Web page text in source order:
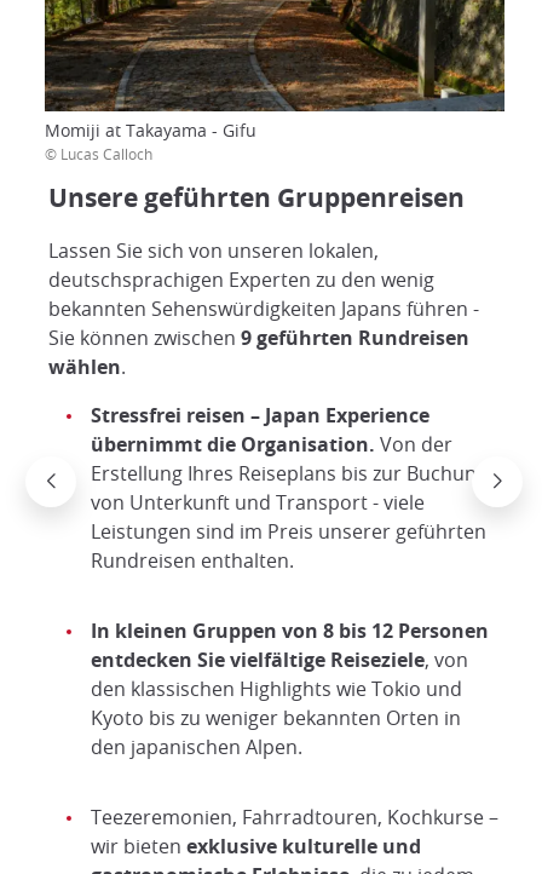
Momiji at Takayama - Gifu
© Lucas Calloch
Unsere geführten Gruppenreisen
Lassen Sie sich von unseren lokalen,
deutschsprachigen Experten zu den wenig
bekannten Sehenswürdigkeiten Japans führen -
Sie können zwischen 9 geführten Rundreisen
wählen.
Stressfrei reisen – Japan Experience
übernimmt die Organisation. Von der
Erstellung Ihres Reiseplans bis zur Buchung
von Unterkunft und Transport - viele
Leistungen sind im Preis unserer geführten
Rundreisen enthalten.
In kleinen Gruppen von 8 bis 12 Personen
entdecken Sie vielfältige Reiseziele, von
den klassischen Highlights wie Tokio und
Kyoto bis zu weniger bekannten Orten in
den japanischen Alpen.
Teezeremonien, Fahrradtouren, Kochkurse –
wir bieten exklusive kulturelle und